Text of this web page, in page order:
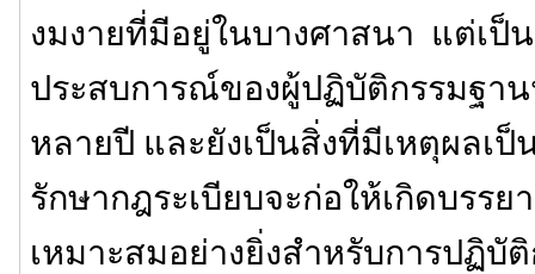
งมงายที่มีอยู่ในบางศาสนา แต่เป็
ประสบการณ์ของผู้ปฏิบัติกรรมฐา
หลายปี และยังเป็นสิ่งที่มีเหตุผลเ
รักษากฎระเบียบจะก่อให้เกิดบรรย
เหมาะสมอย่างยิ่งสำหรับการปฏิบั